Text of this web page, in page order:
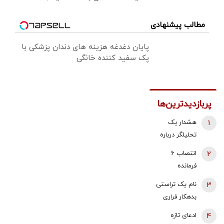
مطالب پیشنهادی
پایان دغدغه هزینه های دندان پزشکی با
پک سفید کننده خانگی
پربازدیدترین‌ها
هشدار یک
تحلیلگر درباره
اسرائیل به
ایران/ ایران با
پاسخی کوبنده
1
انتصاب 6
فرمانده
نظامی با حکم
رهبر انقلاب |
سرلشکر وحیدی
2
نام یک تراستی
بدهکار فراری
3
ادعای تازه
4